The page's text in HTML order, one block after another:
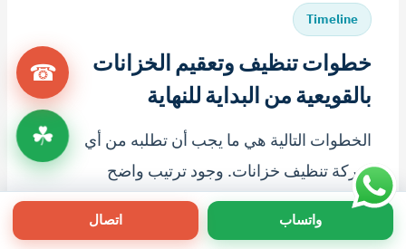
Timeline
خطوات تنظيف وتعقيم الخزانات
بالقويعية من البداية للنهاية
الخطوات التالية هي ما يجب أن تطلبه من أي
شركة تنظيف خزانات. وجود ترتيب واضح
يحميك من التنظيف السطحي ومن رجوع
المشكلة بعد أيام.
☘
☎
واتساب اتصال